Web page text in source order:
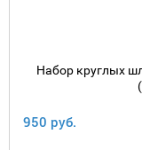
Набор круглых
950 руб.